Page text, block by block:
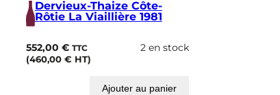
Dervieux-Thaize Côte-
Rôtie La Viaillière 1981
552,00 € TTC
(460,00 €HT)
2 en stock
Ajouter au panier